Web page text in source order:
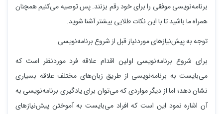
برنامه‌نویسی موفقی را برای خود رقم بزنند. پس توصیه می‌کنیم همچنان
همراه ما باشید تا با این نکات طلایی بیشتر آشنا شوید.
توجه به ‌پیش‌نیازهای موردنیاز قبل از شروع برنامه‌نویسی
برای شروع برنامه‌نویسی اولین اقدام علاقه فرد موردنظر است که
می‌بایست به برنامه‌نویسی از طریق زبان‌های مختلف علاقه بسیاری
نشان دهد؛ اما از دیگر مواردی که می‌توان برای یادگیری برنامه‌نویسی به
آن اشاره نمود این است که افراد می‌بایست به آموختن پیش‌نیازهای